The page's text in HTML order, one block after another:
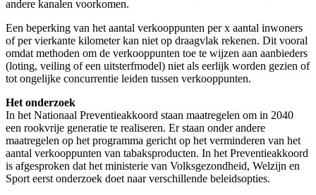
andere kanalen voorkomen.
Een beperking van het aantal verkooppunten per x aantal inwoners
of per vierkante kilometer kan niet op draagvlak rekenen. Dit vooral
omdat methoden om de verkooppunten toe te wijzen aan aanbieders
(loting, veiling of een uitsterfmodel) niet als eerlijk worden gezien of
tot ongelijke concurrentie leiden tussen verkooppunten.
Het onderzoek
In het Nationaal Preventieakkoord staan maatregelen om in 2040
een rookvrije generatie te realiseren. Er staan onder andere
maatregelen op het programma gericht op het verminderen van het
aantal verkooppunten van tabaksproducten. In het Preventieakkoord
is afgesproken dat het ministerie van Volksgezondheid, Welzijn en
Sport eerst onderzoek doet naar verschillende beleidsopties.